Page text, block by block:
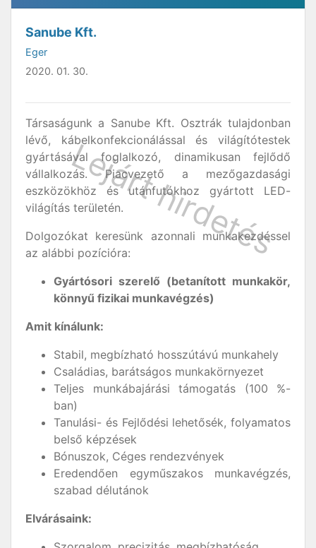
Sanube Kft.
Eger
2020. 01. 30.
Társaságunk a Sanube Kft. Osztrák tulajdonban
lévő, kábelkonfekcionálással és világítótestek
gyártásával foglalkozó, dinamikusan fejlődő
vállalkozás. Piacvezető a mezőgazdasági
eszközökhöz és utánfutókhoz gyártott LED-
világítás területén.
Dolgozókat keresünk azonnali munkakezdéssel
az alábbi pozícióra:
Gyártósori szerelő (betanított munkakör,
könnyű fizikai munkavégzés)
Amit kínálunk:
Stabil, megbízható hosszútávú munkahely
Családias, barátságos munkakörnyezet
Teljes munkábajárási támogatás (100 %-
ban)
Tanulási- és Fejlődési lehetősék, folyamatos
belső képzések
Bónuszok, Céges rendezvények
Eredendően egyműszakos munkavégzés,
szabad délutánok
Elvárásaink: